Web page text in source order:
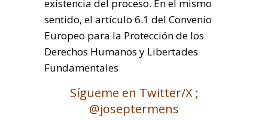
existencia del proceso. En el mismo
sentido, el artículo 6.1 del Convenio
Europeo para la Protección de los
Derechos Humanos y Libertades
Fundamentales
Sígueme en Twitter/X ;
@joseptermens